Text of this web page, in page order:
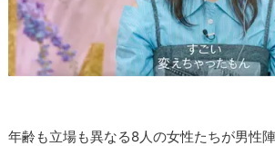
年齢も立場も異なる8人の女性たちが男性